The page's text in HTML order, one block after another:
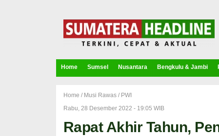
Home Sumsel Nusantara Bengkulu & Jambi
Home / Musi Rawas/ PWI
Rabu, 28 Desember 2022 - 19:05 WIB
Rapat Akhir Tahun,